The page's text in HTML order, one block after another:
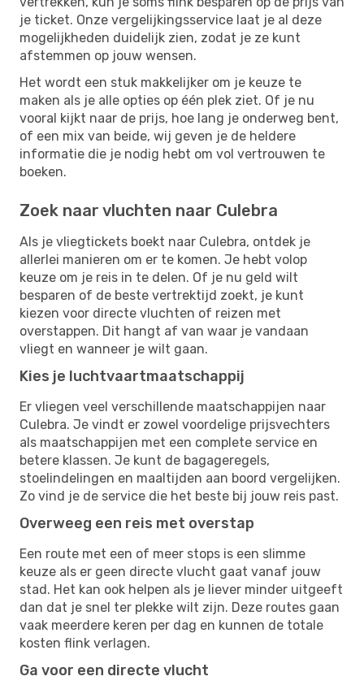
je ticket. Onze vergelijkingsservice laat je al deze
mogelijkheden duidelijk zien, zodat je ze kunt
afstemmen op jouw wensen.
Het wordt een stuk makkelijker om je keuze te
maken als je alle opties op één plek ziet. Of je nu
vooral kijkt naar de prijs, hoe lang je onderweg bent,
of een mix van beide, wij geven je de heldere
informatie die je nodig hebt om vol vertrouwen te
boeken.
Zoek naar vluchten naar Culebra
Als je vliegtickets boekt naar Culebra, ontdek je
allerlei manieren om er te komen. Je hebt volop
keuze om je reis in te delen. Of je nu geld wilt
besparen of de beste vertrektijd zoekt, je kunt
kiezen voor directe vluchten of reizen met
overstappen. Dit hangt af van waar je vandaan
vliegt en wanneer je wilt gaan.
Kies je luchtvaartmaatschappij
Er vliegen veel verschillende maatschappijen naar
Culebra. Je vindt er zowel voordelige prijsvechters
als maatschappijen met een complete service en
betere klassen. Je kunt de bagageregels,
stoelindelingen en maaltijden aan boord vergelijken.
Zo vind je de service die het beste bij jouw reis past.
Overweeg een reis met overstap
Een route met een of meer stops is een slimme
keuze als er geen directe vlucht gaat vanaf jouw
stad. Het kan ook helpen als je liever minder uitgeeft
dan dat je snel ter plekke wilt zijn. Deze routes gaan
vaak meerdere keren per dag en kunnen de totale
kosten flink verlagen.
Ga voor een directe vlucht